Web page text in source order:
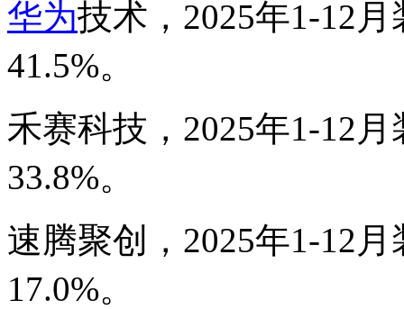
华为技术，2025年1-12
41.5%。
禾赛科技，2025年1-12
33.8%。
速腾聚创，2025年1-12
17.0%。